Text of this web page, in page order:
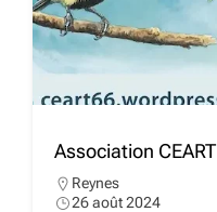
Association CEART
Reynes
26 août 2024